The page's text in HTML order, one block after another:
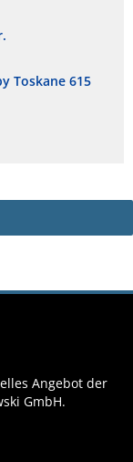
Toskane 615
Angebot der
GmbH.